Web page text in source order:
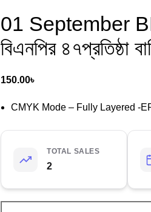
01 September
বিএনপির ৪৭প্রতিষ্ঠা
150.00৳
CMYK Mode – Fully Layered -
TOTAL SALES
2